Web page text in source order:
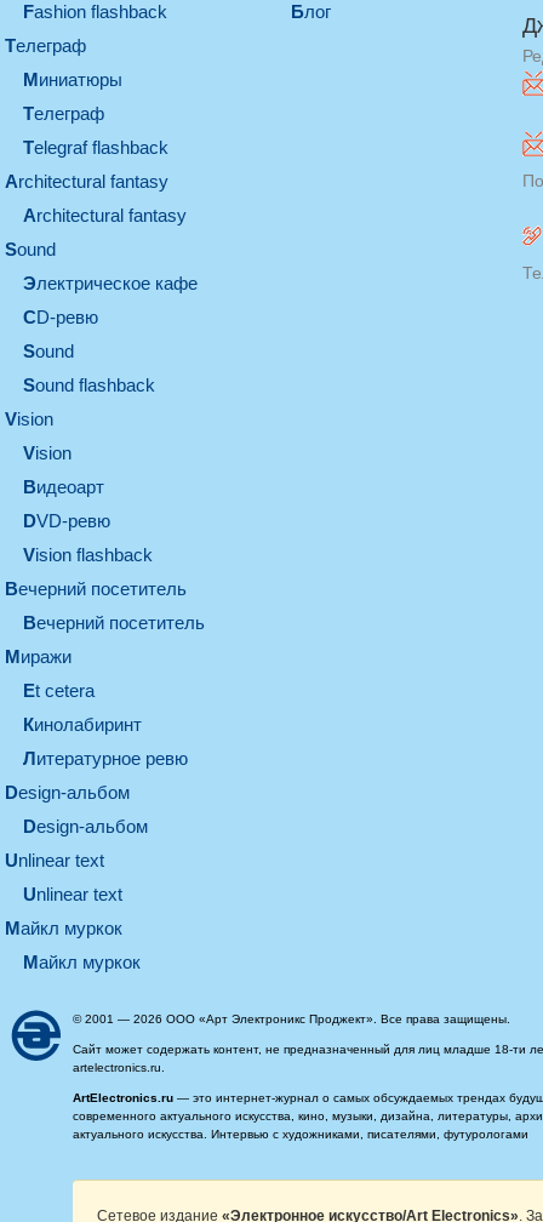
Fashion flashback
телеграф
миниатюры
телеграф
Telegraf flashback
architectural fantasy
architectural fantasy
sound
электрическое кафе
CD-ревю
sound
Sound flashback
vision
vision
видеоарт
DVD-ревю
Vision flashback
вечерний посетитель
вечерний посетитель
миражи
et cetera
кинолабиринт
литературное ревю
design-альбом
design-альбом
unlinear text
Unlinear text
майкл муркок
майкл муркок
Блог
© 2001 — 2026 ООО «Арт Электроникс Проджект». Все права защищены.
Сайт может содержать контент, не предназначенный для лиц младше 18-ти
artelectronics.ru.
ArtElectronics.ru — это интернет-журнал о самых обсуждаемых трендах
современного актуального искусства, кино, музыки, дизайна, литературы,
актуального искусства. Интервью с художниками, писателями, футурологами
Сетевое издание «Электронное искусство/Art Electronics» .